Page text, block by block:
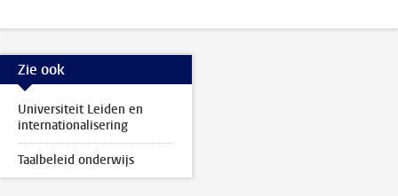
Zie ook
Universiteit Leiden en
internationalisering
Taalbeleid onderwijs